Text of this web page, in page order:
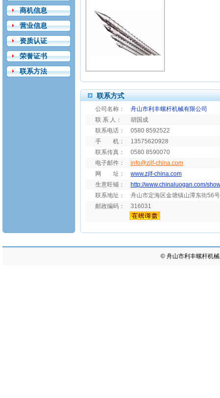
商机信息
营业信息
资质认证
荣誉证书
联系方法
联系方式
公司名称：
舟山市利丰螺杆机械有限公司
联 系 人：
胡国成
联系电话：
0580 8592522
手 机：
13575620928
联系传真：
0580 8590070
电子邮件：
info@zjlf-china.com
网 址：
www.zjlf-china.com
生意旺铺：
http://www.chinaluogan.com/
联系地址：
舟山市定海区金塘镇山潭东街56号
邮政编码：
316031
© 舟山市利丰螺杆机